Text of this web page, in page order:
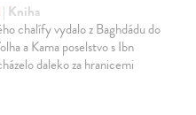
| Kniha
chalífy vydalo z Baghdádu do
a Kama poselstvo s Ibn
daleko za hranicemi